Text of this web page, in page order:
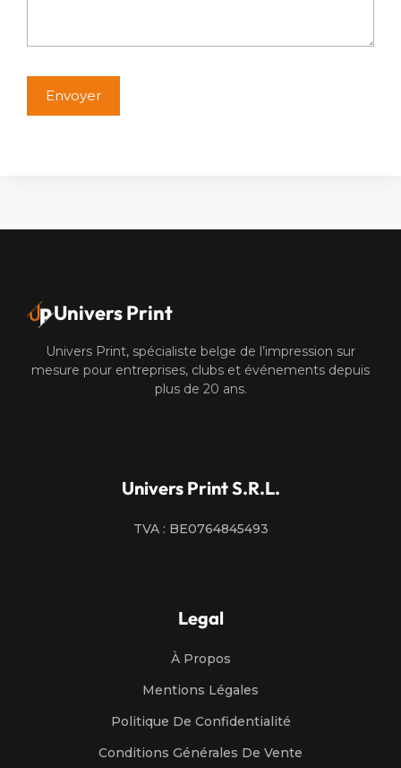
Univers Print
Univers Print, spécialiste belge de l’impression sur
mesure pour entreprises, clubs et événements depuis
plus de 20 ans.
Univers Print S.R.L.
TVA : BE0764845493
Legal
À Propos
Mentions Légales
Politique De Confidentialité
Conditions Générales De Vente